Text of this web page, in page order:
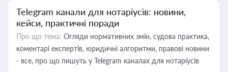
Telegram канали для нотаріусів: новини,
кейси, практичні поради
Про що тема: Огляди нормативних змін, судова практика,
коментарі експертів, юридичні алгоритми, правові новини
- все, про що пишуть у Telegram каналах для нотаріусів